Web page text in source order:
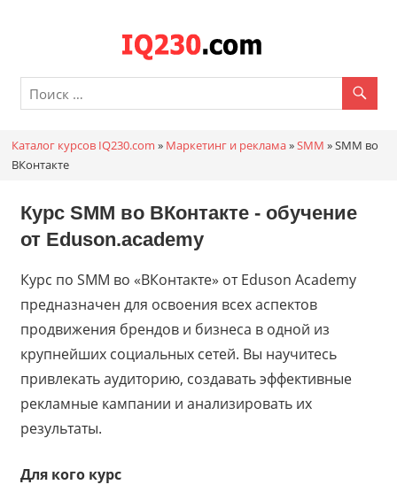
онлайн
Каталог курсов IQ230.com » Маркетинг и реклама»SMM »SMM во
ВКонтакте
Курс SMM во ВКонтакте - обучение
от Eduson.academy
Курс по SMM во «ВКонтакте» от Eduson Academy
предназначен для освоения всех аспектов
продвижения брендов и бизнеса в одной из
крупнейших социальных сетей. Вы научитесь
привлекать аудиторию, создавать эффективные
рекламные кампании и анализировать их
результаты.
Для кого курс